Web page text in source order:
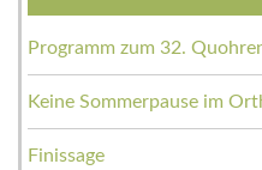
Programm zum 32.
Keine Sommerpause im
Finissage